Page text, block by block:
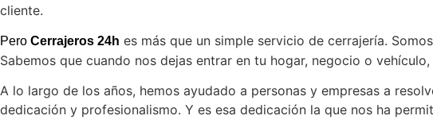
cliente.
Pero Cerrajeros 24h es más que un simple servicio de cerrajería.
Sabemos que cuando nos dejas entrar en tu hogar, negocio o
A lo largo de los años, hemos ayudado a personas y empresas a
dedicación y profesionalismo. Y es esa dedicación la que nos ha